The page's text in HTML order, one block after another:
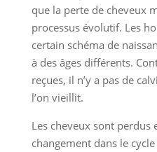
que la perte de cheveux
processus évolutif. Les
certain schéma de
à des âges différents.
reçues, il n’y a pas de
l’on vieillit.
Les cheveux sont perdus
changement dans le